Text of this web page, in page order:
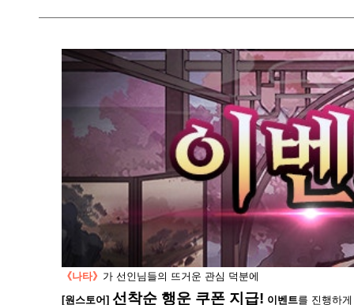
《나타》 가 선인님들의 뜨거운 관심 덕분에
[원스토어]선착순 행운 쿠폰 지급! 이벤트를 진행하